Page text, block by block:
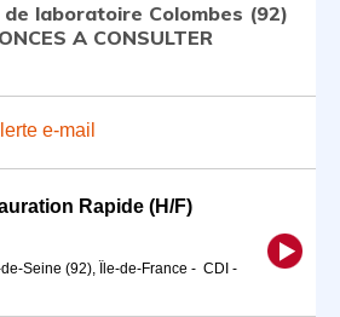
de laboratoire Colombes (92)
A CONSULTER
e-mail
Rapide (H/F)
Seine (92), Île-de-France - CDI -